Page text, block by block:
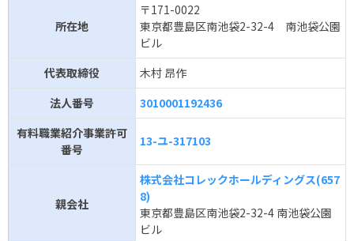
所在地
〒171-0022
東京都豊島区南池袋2-32-4 南池袋公園
ビル
代表取締役
木村 昂作
法人番号
3010001192436
有料職業紹介事業許可
番号
13-ユ-317103
親会社
株式会社コレックホールディングス(657
8)
東京都豊島区南池袋2-32-4 南池袋公園
ビル